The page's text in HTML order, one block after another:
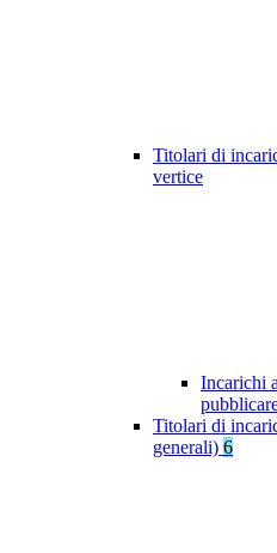
Titolari di
vertice
Incarichi
Titolari di
generali) 6